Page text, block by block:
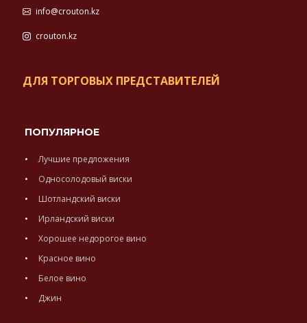
info@crouton.kz
crouton.kz
ДЛЯ ТОРГОВЫХ ПРЕДСТАВИТЕЛЕЙ
ПОПУЛЯРНОЕ
Лучшие предложения
Односолодовый виски
Шотландский виски
Ирландский виски
Хорошее недорогое вино
Красное вино
Белое вино
Джин